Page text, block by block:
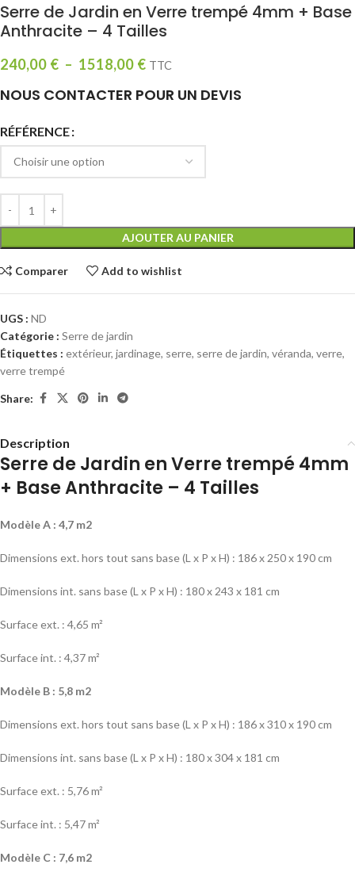
Serre de Jardin en Verre trempé 4mm + Base
Anthracite – 4 Tailles
240,00 € – 1518,00 € TTC
NOUS CONTACTER POUR UN DEVIS
RÉFÉRENCE
AJOUTER AU PANIER
Comparer Add to wishlist
UGS : ND
Catégorie : Serre de jardin
Étiquettes : extérieur, jardinage, serre, serre de jardin, véranda, verre,
verre trempé
Share:
Description
Serre de Jardin en Verre trempé 4mm
+ Base Anthracite – 4 Tailles
Modèle A : 4,7 m2
Dimensions ext. hors tout sans base (L x P x H) : 186 x 250 x 190 cm
Dimensions int. sans base (L x P x H) : 180 x 243 x 181 cm
Surface ext. : 4,65 m²
Surface int. : 4,37 m²
Modèle B : 5,8 m2
Dimensions ext. hors tout sans base (L x P x H) : 186 x 310 x 190 cm
Dimensions int. sans base (L x P x H) : 180 x 304 x 181 cm
Surface ext. : 5,76 m²
Surface int. : 5,47 m²
Modèle C : 7,6 m2